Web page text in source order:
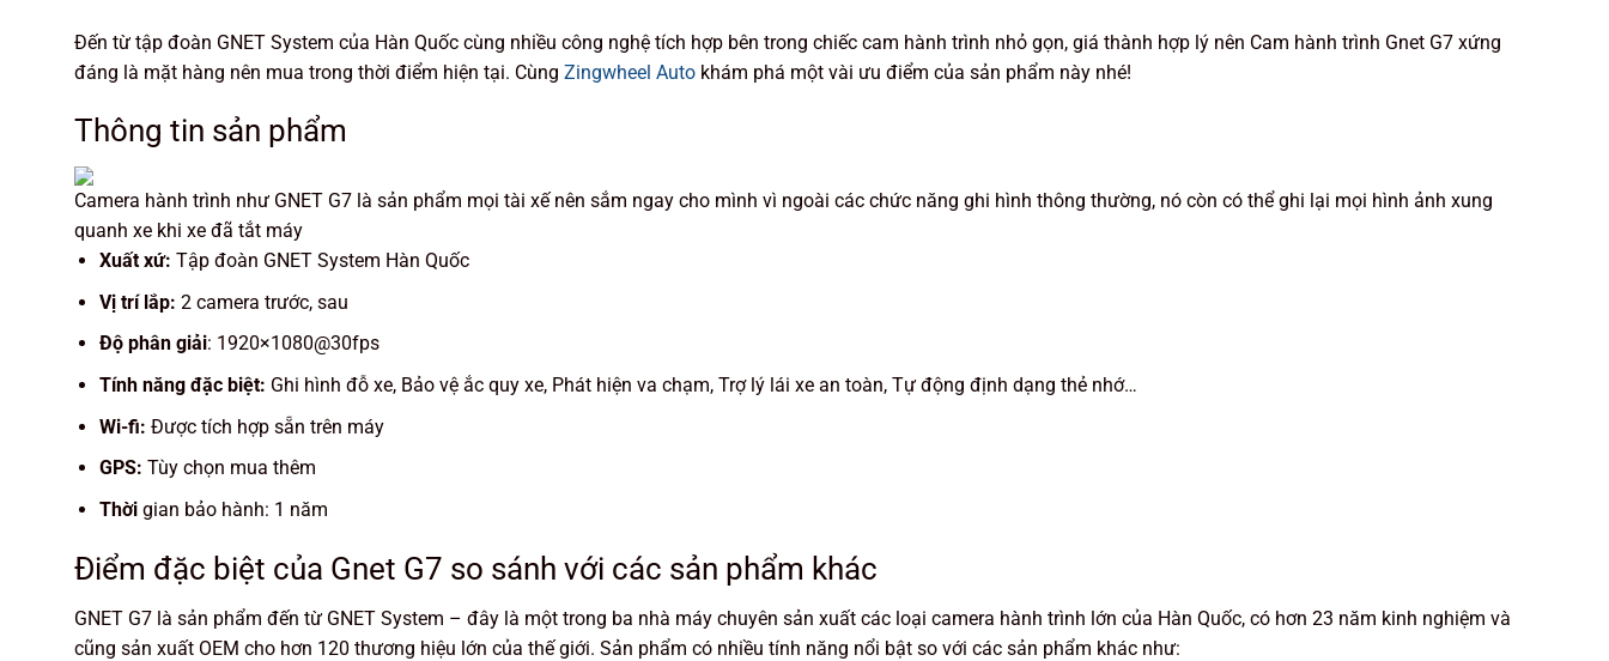
Đến từ tập đoàn GNET System của Hàn Quốc cùng nhiều công nghệ tích hợp bên trong chiếc cam hành trình nhỏ gọn, giá thành hợp lý nên Cam hành trình Gnet G7 xứng
đáng là mặt hàng nên mua trong thời điểm hiện tại. Cùng Zingwheel Auto khám phá một vài ưu điểm của sản phẩm này nhé!
Thông tin sản phẩm
Camera hành trình như GNET G7 là sản phẩm mọi tài xế nên sắm ngay cho mình vì ngoài các chức năng ghi hình thông thường, nó còn có thể ghi lại mọi hình ảnh xung
quanh xe khi xe đã tắt máy
Xuất xứ: Tập đoàn GNET System Hàn Quốc
Vị trí lắp: 2 camera trước, sau
Độ phân giải: 1920×1080@30fps
Tính năng đặc biệt: Ghi hình đỗ xe, Bảo vệ ắc quy xe, Phát hiện va chạm, Trợ lý lái xe an toàn, Tự động định dạng thẻ nhớ…
Wi-fi: Được tích hợp sẵn trên máy
GPS: Tùy chọn mua thêm
Thời gian bảo hành: 1 năm
Điểm đặc biệt của Gnet G7 so sánh với các sản phẩm khác
GNET G7 là sản phẩm đến từ GNET System – đây là một trong ba nhà máy chuyên sản xuất các loại camera hành trình lớn của Hàn Quốc, có hơn 23 năm kinh nghiệm và
cũng sản xuất OEM cho hơn 120 thương hiệu lớn của thế giới. Sản phẩm có nhiều tính năng nổi bật so với các sản phẩm khác như: